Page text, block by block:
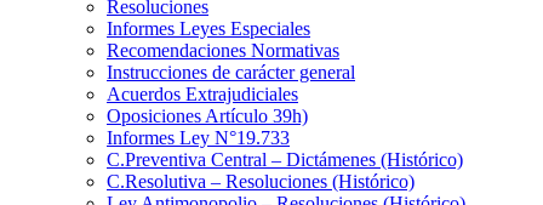
Resoluciones
Informes Leyes Especiales
Recomendaciones Normativas
Instrucciones de carácter general
Acuerdos Extrajudiciales
Oposiciones Artículo 39h)
Informes Ley N°19.733
C.Preventiva Central – Dictámenes (Histórico)
C.Resolutiva – Resoluciones (Histórico)